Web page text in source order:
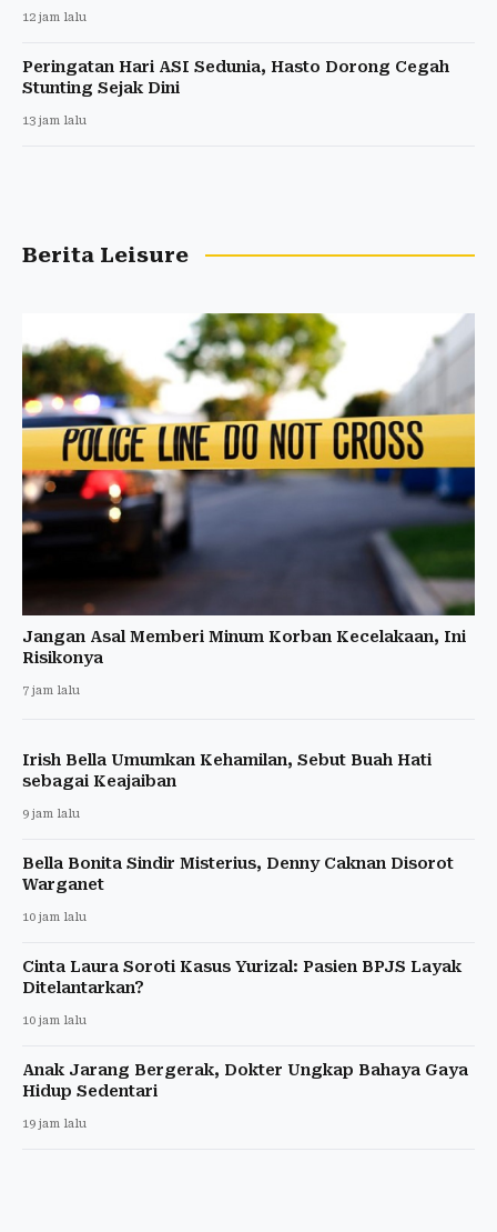
12 jam lalu
Peringatan Hari ASI Sedunia, Hasto Dorong Cegah
Stunting Sejak Dini
13 jam lalu
Berita Leisure
Jangan Asal Memberi Minum Korban Kecelakaan, Ini
Risikonya
7 jam lalu
Irish Bella Umumkan Kehamilan, Sebut Buah Hati
sebagai Keajaiban
9 jam lalu
Bella Bonita Sindir Misterius, Denny Caknan Disorot
Warganet
10 jam lalu
Cinta Laura Soroti Kasus Yurizal: Pasien BPJS Layak
Ditelantarkan?
10 jam lalu
Anak Jarang Bergerak, Dokter Ungkap Bahaya Gaya
Hidup Sedentari
19 jam lalu